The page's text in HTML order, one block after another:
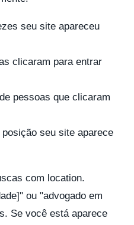
seu site apareceu
clicaram para entrar
pessoas que clicaram
posição seu site aparece
com location.
ou "advogado em
Se você está aparece